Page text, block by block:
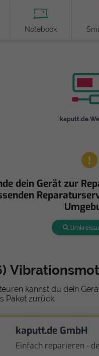
Notebook
kaputt.de
dein Gerät zur
kannst du dein
Paket zurück.
kaputt.de GmbH
Einfach reparieren -